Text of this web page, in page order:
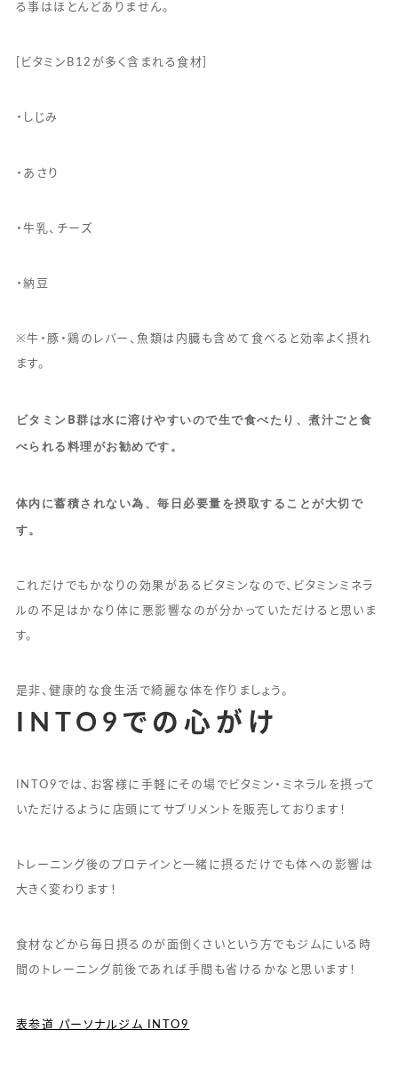
る事はほとんどありません。
[ビタミンB12が多く含まれる食材]
・しじみ
・あさり
・牛乳、チーズ
・納豆
※牛・豚・鶏のレバー、魚類は内臓も含めて食べると効率よく摂れ
ます。
ビタミンB群は水に溶けやすいので生で食べたり、煮汁ごと食
べられる料理がお勧めです。
体内に蓄積されない為、毎日必要量を摂取することが大切で
す。
これだけでもかなりの効果があるビタミンなので、ビタミンミネラ
ルの不足はかなり体に悪影響なのが分かっていただけると思いま
す。
是非、健康的な食生活で綺麗な体を作りましょう。
INTO9での心がけ
INTO9では、お客様に手軽にその場でビタミン・ミネラルを摂って
いただけるように店頭にてサプリメントを販売しております！
トレーニング後のプロテインと一緒に摂るだけでも体への影響は
大きく変わります！
食材などから毎日摂るのが面倒くさいという方でもジムにいる時
間のトレーニング前後であれば手間も省けるかなと思います！
表参道 パーソナルジム INTO9